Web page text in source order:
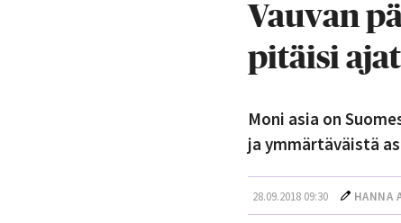
Vauvan
pitäisi
Moni asia on
ja ymmärtäväistä
28.09.2018 09:30 HANNA